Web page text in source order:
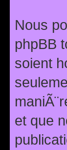
Nous
phpBB
soient
et que